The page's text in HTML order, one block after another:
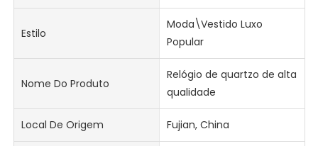
Estilo
Moda\Vestido Luxo
Popular
Nome Do Produto
Relógio de quartzo de alta
qualidade
Local De Origem Fujian, China